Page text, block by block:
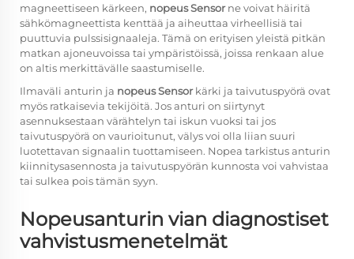
magneettiseen kärkeen, nopeus Sensorne voivat häiritä
sähkömagneettista kenttää ja aiheuttaa virheellisiä tai
puuttuvia pulssisignaaleja. Tämä on erityisen yleistä pitkän
matkan ajoneuvoissa tai ympäristöissä, joissa renkaan alue
on altis merkittävälle saastumiselle.
Ilmaväli anturin ja nopeus Sensorkärki ja taivutuspyörä ovat
myös ratkaisevia tekijöitä. Jos anturi on siirtynyt
asennuksestaan värähtelyn tai iskun vuoksi tai jos
taivutuspyörä on vaurioitunut, välys voi olla liian suuri
luotettavan signaalin tuottamiseen. Nopea tarkistus anturin
kiinnitysasennosta ja taivutuspyörän kunnosta voi vahvistaa
tai sulkea pois tämän syyn.
Nopeusanturin vian diagnostiset
vahvistusmenetelmät